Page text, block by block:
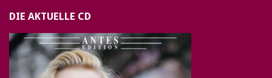
DIE AKTUELLE CD